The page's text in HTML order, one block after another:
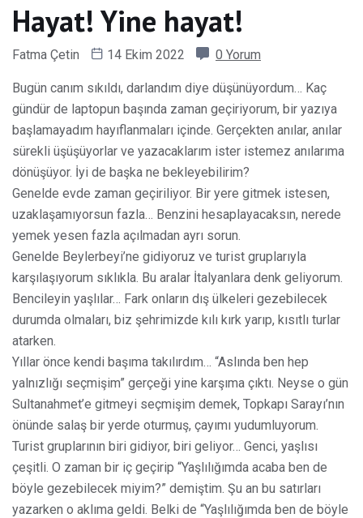
Hayat! Yine hayat!
Fatma Çetin 14 Ekim 2022 0 Yorum
Bugün canım sıkıldı, darlandım diye düşünüyordum… Kaç
gündür de laptopun başında zaman geçiriyorum, bir yazıya
başlamayadım hayıflanmaları içinde. Gerçekten anılar, anılar
sürekli üşüşüyorlar ve yazacaklarım ister istemez anılarıma
dönüşüyor. İyi de başka ne bekleyebilirim?
Genelde evde zaman geçiriliyor. Bir yere gitmek istesen,
uzaklaşamıyorsun fazla… Benzini hesaplayacaksın, nerede
yemek yesen fazla açılmadan ayrı sorun.
Genelde Beylerbeyi’ne gidiyoruz ve turist gruplarıyla
karşılaşıyorum sıklıkla. Bu aralar İtalyanlara denk geliyorum.
Bencileyin yaşlılar… Fark onların dış ülkeleri gezebilecek
durumda olmaları, biz şehrimizde kılı kırk yarıp, kısıtlı turlar
atarken.
Yıllar önce kendi başıma takılırdım… “Aslında ben hep
yalnızlığı seçmişim” gerçeği yine karşıma çıktı. Neyse o gün
Sultanahmet’e gitmeyi seçmişim demek, Topkapı Sarayı’nın
önünde salaş bir yerde oturmuş, çayımı yudumluyorum.
Turist gruplarının biri gidiyor, biri geliyor… Genci, yaşlısı
çeşitli. O zaman bir iç geçirip “Yaşlılığımda acaba ben de
böyle gezebilecek miyim?” demiştim. Şu an bu satırları
yazarken o aklıma geldi. Belki de “Yaşlılığımda ben de böyle